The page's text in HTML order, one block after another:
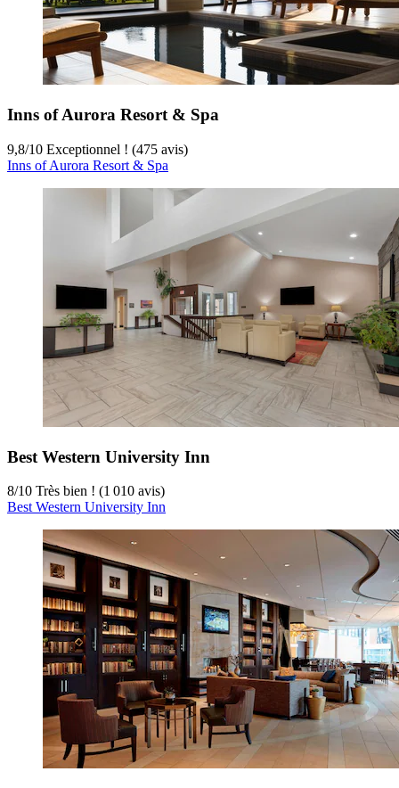
Inns of Aurora Resort & Spa
9,8/10 Exceptionnel ! (475 avis)
Inns of Aurora Resort & Spa
Best Western University Inn
8/10 Très bien ! (1 010 avis)
Best Western University Inn